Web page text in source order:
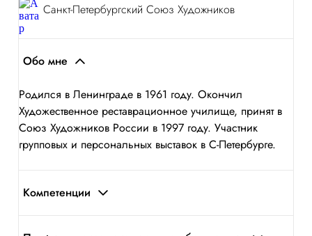
Санкт-Петербургский Союз Художников
Обо мне
Родился в Ленинграде в 1961 году. Окончил
Художественное реставрационное училище, принят в
Союз Художников России в 1997 году. Участник
групповых и персональных выставок в С-Петербурге.
Компетенции